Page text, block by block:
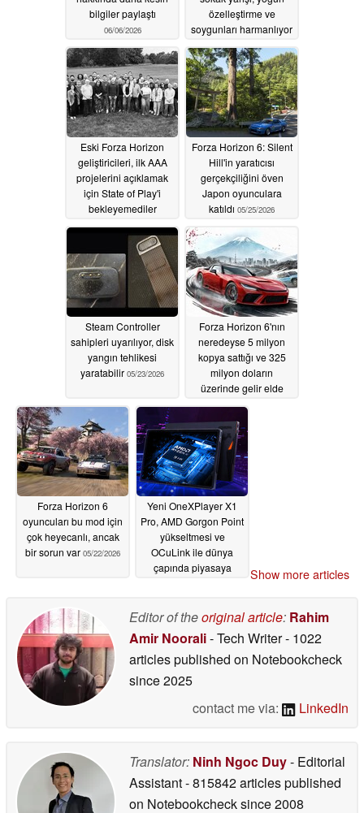
bilgiler paylaştı
06/06/2026
özelleştirme ve
soygunları harmanlıyor
06/03/2026
Eski Forza Horizon
geliştiricileri, ilk AAA
projelerini açıklamak
için State of Play'i
bekleyemediler
05/28/2026
Forza Horizon 6: Silent
Hill'in yaratıcısı
gerçekçiliğini öven
Japon oyunculara
katıldı 05/25/2026
Steam Controller
sahipleri uyarılıyor, disk
yangın tehlikesi
yaratabilir 05/23/2026
Forza Horizon 6'nın
neredeyse 5 milyon
kopya sattığı ve 325
milyon doların
üzerinde gelir elde
Forza Horizon 6
oyuncuları bu mod için
çok heyecanlı, ancak
bir sorun var 05/22/2026
Yeni OneXPlayer X1
Pro, AMD Gorgon Point
yükseltmesi ve
OCuLink ile dünya
çapında piyasaya
Show more articles
Editor of theoriginal article: Rahim
Amir Noorali- Tech Writer- 1022
articles published on Notebookcheck
since 2025
contact me via:
LinkedIn
Translator: Ninh Ngoc Duy- Editorial
Assistant- 815842 articles published
on Notebookchecksince 2008